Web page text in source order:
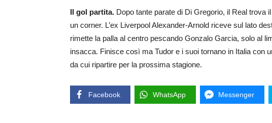
Il gol partita. Dopo tante parate di Di Gregorio, il Real trova
un corner. L’ex Liverpool Alexander-Arnold riceve sul lato
rimette la palla al centro pescando Gonzalo Garcia, solo al
insacca. Finisce così ma Tudor e i suoi tornano in Italia con
da cui ripartire per la prossima stagione.
Facebook WhatsApp Messenger